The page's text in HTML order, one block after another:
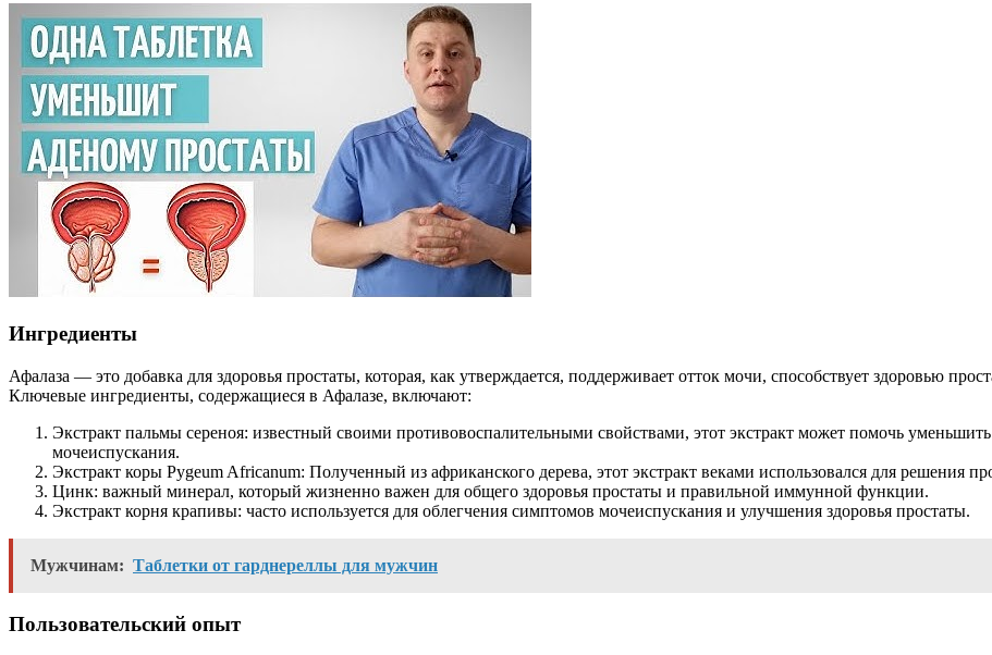
Ингредиенты
Афалаза — это добавка для здоровья простаты, которая, как утверждается, поддерживает отток мочи, способствует здоровью
Ключевые ингредиенты, содержащиеся в Афалазе, включают:
Экстракт пальмы сереноя: известный своими противовоспалительными свойствами, этот экстракт может помочь
мочеиспускания.
Экстракт коры Pygeum Africanum: Полученный из африканского дерева, этот экстракт веками использовался для решения
Цинк: важный минерал, который жизненно важен для общего здоровья простаты и правильной иммунной функции.
Экстракт корня крапивы: часто используется для облегчения симптомов мочеиспускания и улучшения здоровья простаты.
Мужчинам: Таблетки от гарднереллы для мужчин
Пользовательский опыт